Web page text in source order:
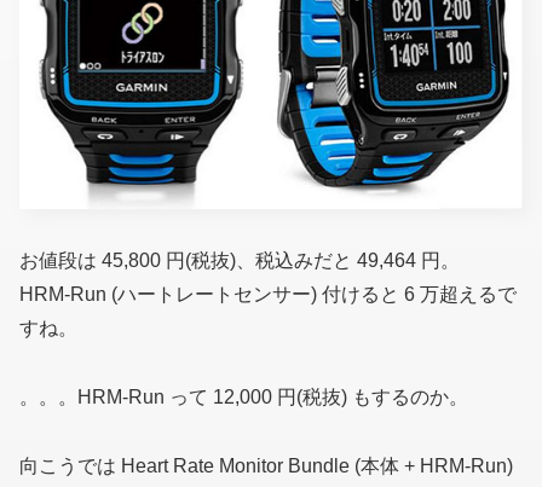
お値段は 45,800 円(税抜)、税込みだと 49,464 円。
HRM-Run (ハートレートセンサー) 付けると 6 万超えるで
すね。
。。。HRM-Run って 12,000 円(税抜) もするのか。
向こうでは Heart Rate Monitor Bundle (本体 + HRM-Run)